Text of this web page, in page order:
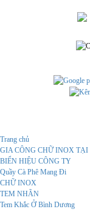
Trang chủ
GIA CÔNG CHỮ INOX
BIỂN HIỆU CÔNG TY
Quầy Cà Phê Mang Đi
CHỮ INOX
TEM NHÃN
Tem Khắc Ở Bình Dương